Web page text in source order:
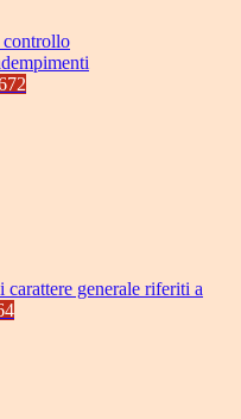
generale riferiti a